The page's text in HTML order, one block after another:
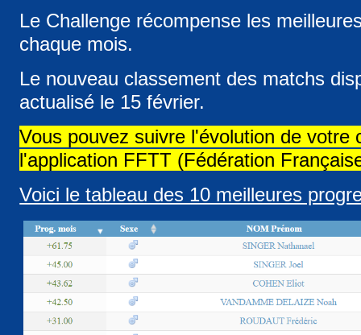
Le Challenge récompense les
chaque mois.
Le nouveau classement des matchs
actualisé le 15 février.
Vous pouvez suivre l'évolution de votre
l'application FFTT (Fédération
Voici le tableau des 10 meilleures